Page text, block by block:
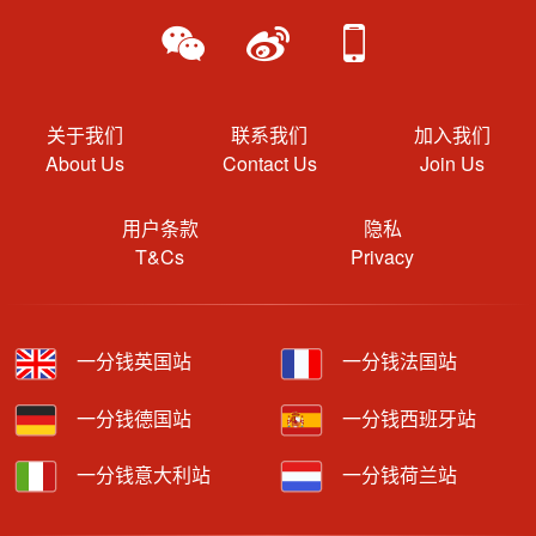
关于我们
About Us
联系我们
Contact Us
加入我们
Join Us
用户条款
T&Cs
隐私
Privacy
一分钱英国站 一分钱法国站
一分钱德国站 一分钱西班牙站
一分钱意大利站 一分钱荷兰站